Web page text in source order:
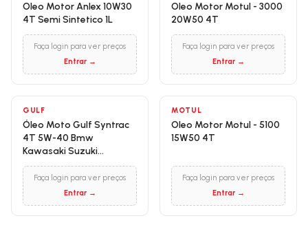
Oleo Motor Anlex 10W30
4T Semi Sintetico 1L
Faça login para ver preços
Entrar →
Oleo Motor Motul - 3000
20W50 4T
Faça login para ver preços
Entrar →
GULF
Óleo Moto Gulf Syntrac
4T 5W-40 Bmw
Kawasaki Suzuki
Yamaha
Faça login para ver preços
Entrar →
MOTUL
Oleo Motor Motul - 5100
15W50 4T
Faça login para ver preços
Entrar →